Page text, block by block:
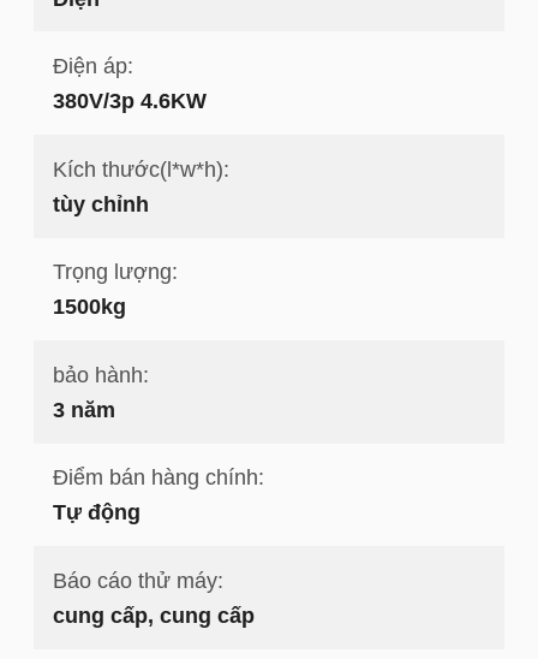
Điện áp:
380V/3p 4.6KW
Kích thước(l*w*h):
tùy chỉnh
Trọng lượng:
1500kg
bảo hành:
3 năm
Điểm bán hàng chính:
Tự động
Báo cáo thử máy:
cung cấp, cung cấp